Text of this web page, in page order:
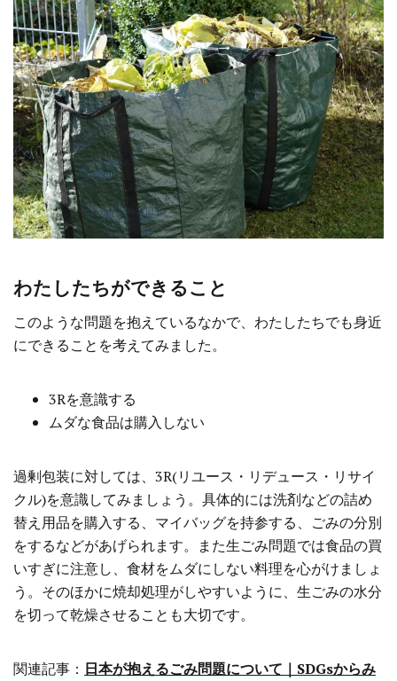
わたしたちができること
このような問題を抱えているなかで、わたしたちでも身近
にできることを考えてみました。
3Rを意識する
ムダな食品は購入しない
過剰包装に対しては、3R(リユース・リデュース・リサイ
クル)を意識してみましょう。具体的には洗剤などの詰め
替え用品を購入する、マイバッグを持参する、ごみの分別
をするなどがあげられます。また生ごみ問題では食品の買
いすぎに注意し、食材をムダにしない料理を心がけましょ
う。そのほかに焼却処理がしやすいように、生ごみの水分
を切って乾燥させることも大切です。
関連記事： 日本が抱えるごみ問題について｜SDGsからみ